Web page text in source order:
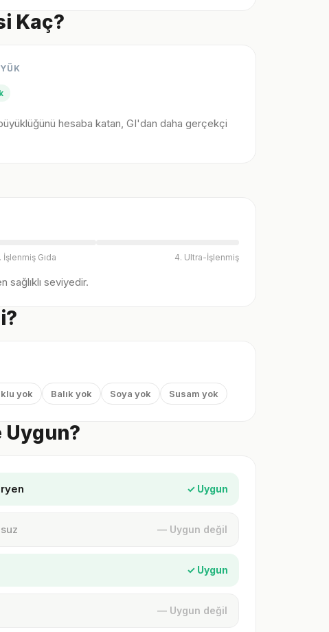
Kaç?
hesaba katan, GI'dan daha gerçekçi
İşlenmiş Gıda 4. Ultra-İşlenmiş
sağlıklı seviyedir.
yok Balık yok Soya yok Susam yok
Uygun?
✓ Uygun
— Uygun değil
✓ Uygun
— Uygun değil